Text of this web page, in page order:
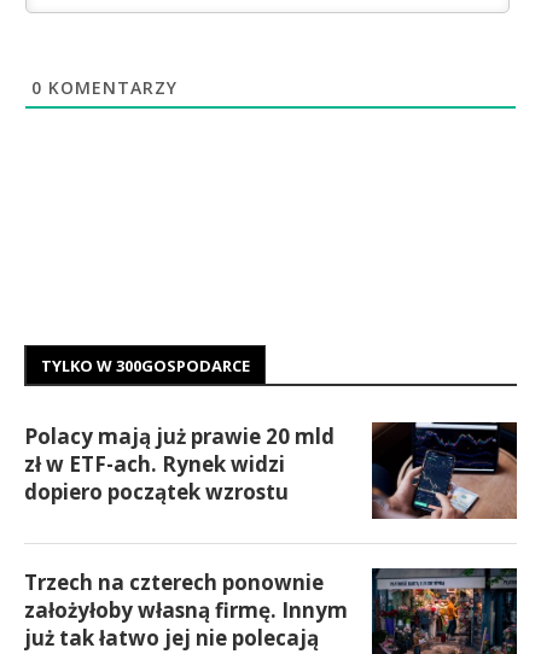
0 KOMENTARZY
TYLKO W 300GOSPODARCE
Polacy mają już prawie 20 mld
zł w ETF-ach. Rynek widzi
dopiero początek wzrostu
Trzech na czterech ponownie
założyłoby własną firmę. Innym
już tak łatwo jej nie polecają